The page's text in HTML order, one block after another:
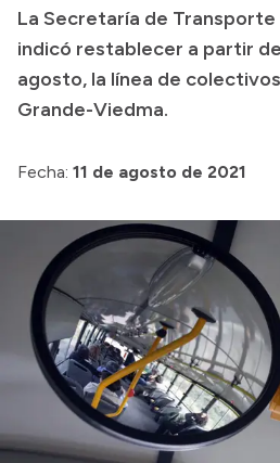
Boletín Oficial
Compras y licitaciones
Consulta de expedientes
Convocatorias
Login
La Secretaría de Transporte
indicó restablecer a partir
agosto, la línea de
Grande-Viedma.
Fecha: 11 de agosto de 2021